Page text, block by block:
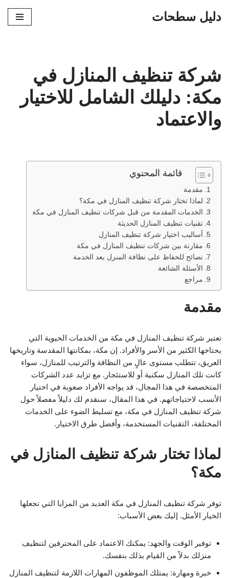
دليل سطحات
شركة تنظيف المنازل في
مكة: دليلك الشامل للاختيار
والاعتماد
قائمة المحتوي
مقدمة
لماذا تختار شركة تنظيف المنازل في مكة؟
الخدمات المقدمة من قبل شركات تنظيف المنازل في مكة
تقنيات تنظيف المنازل الحديثة
أساليب اختيار شركة تنظيف المنازل
مقارنة بين شركات تنظيف المنازل في مكة
نصائح للحفاظ على نظافة المنزل بعد الخدمة
الأسئلة الشائعة
مراجع
مقدمة
تعتبر شركة تنظيف المنازل في مكة من الخدمات الحيوية التي
يحتاجها الكثير من الأسر والأفراد. إن مكة، بمكانتها المقدسة وتاريخها
العريق، تتطلب مستوى عالٍ من النظافة والترتيب للمنازل، سواء
كانت تلك المنازل سكنية أو للاستئجار. مع تزايد عدد الشركات
المتخصصة في هذا المجال، قد يواجه الأفراد صعوبة في اختيار
الأنسب لاحتياجاتهم. في هذا المقال، سنقدم لك دليلاً مفصلاً حول
شركة تنظيف المنازل في مكة، مع تسليط الضوء على الخدمات
المختلفة، التقنيات المستخدمة، وأفضل طرق الاختيار.
لماذا تختار شركة تنظيف المنازل في
مكة؟
توفر شركة تنظيف المنازل في مكة العديد من المزايا التي تجعلها
الخيار الأمثل. إليك بعض الأسباب:
توفير الوقت والجهد: يمكنك الاعتماد على المحترفين لتنظيف
منزلك بدلاً من القيام بذلك بنفسك.
خبرة ومهارة: يمتلك الموظفون المهارات اللازمة لتنظيف المنازل